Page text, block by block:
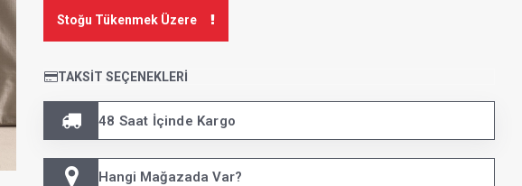
Stoğu Tükenmek Üzere
TAKSIT SEÇENEKLERI
48 Saat İçinde Kargo
Hangi Mağazada Var?